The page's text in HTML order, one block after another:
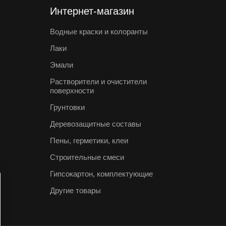
Интернет-магазин
Водные краски и колоранты
Лаки
Эмали
Растворители и очистители
поверхности
Грунтовки
Деревозащитные составы
Пены, герметики, клеи
Строительные смеси
Гипсокартон, комплектующие
Другие товары